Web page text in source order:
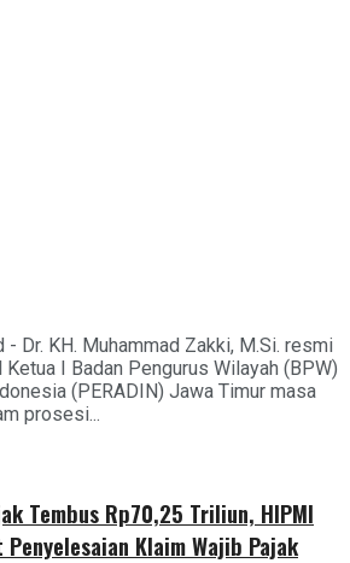
Dr. KH. Muhammad Zakki, M.Si. resmi
I Badan Pengurus Wilayah (BPW)
(PERADIN) Jawa Timur masa
prosesi...
Tembus Rp70,25 Triliun, HIPMI
Klaim Wajib Pajak